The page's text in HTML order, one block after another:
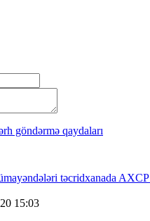
göndərmə qaydaları
15:03